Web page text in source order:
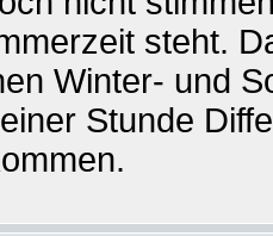
steht.
Winter- und
Stunde